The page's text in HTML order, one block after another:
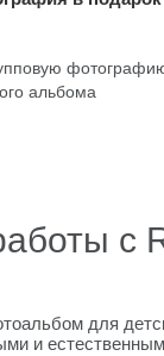
альбома
с
для
и